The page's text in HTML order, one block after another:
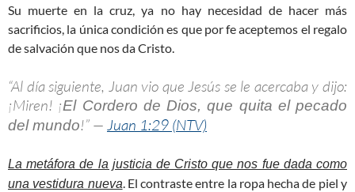
Su muerte en la cruz, ya no hay necesidad de hacer más
sacrificios, la única condición es que por fe aceptemos el regalo
de salvación que nos da Cristo.
“Al día siguiente, Juan vio que Jesús se le acercaba y dijo:
¡Miren! ¡El Cordero de Dios, que quita el pecado
del mundo!” — Juan 1:29 (NTV)
La metáfora de la justicia de Cristo que nos fue dada como
una vestidura nueva. El contraste entre la ropa hecha de piel y